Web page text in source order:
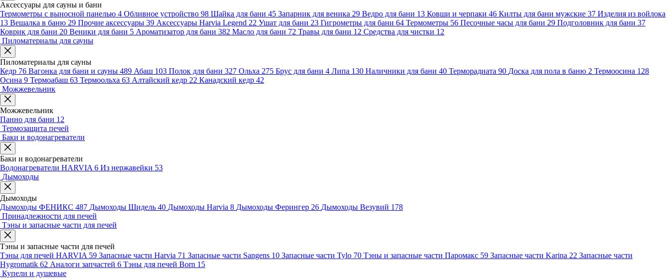
Аксессуары для сауны и бани
Термометры с выносной панелью 4 Обливное устройство 98 Шайка для бани 45 Запарник для веника 29 Ведро для бани 13 Ковши и черпаки 46 Килты для бани мужские 37 Изделия из войлока
13 Вешалка в баню 29 Прочие аксессуары 39 Аксессуары Harvia Legend 22 Ушат для бани 23 Гигрометры для бани 64 Термометры 56 Песочные часы для бани 29 Подголовник для бани 37
Коврик для бани 20 Веники для бани 5 Ароматизатор для бани 382 Масло для бани 72 Травы для бани 12 Средства для чистки 12
Пиломатериалы для сауны
Пиломатериалы для сауны
Кедр 76 Вагонка для бани и сауны 489 Абаш 103 Полок для бани 327 Ольха 275 Брус для бани 4 Липа 130 Наличники для бани 40 Терморадиата 90 Доска для пола в баню 2 Термоосина 128
Осина 9 Термоабаш 63 Термоольха 63 Алтайский кедр 22 Канадский кедр 42
Можжевельник
Можжевельник
Панно для бани 12
Термозащита печей
Баки и водонагреватели
Баки и водонагреватели
Водонагреватели HARVIA 6 Из нержавейки 53
Дымоходы
Дымоходы
Дымоходы ФЕНИКС 487 Дымоходы Шидель 40 Дымоходы Harvia 8 Дымоходы Ферингер 26 Дымоходы Везувий 178
Принадлежности для печей
Тэны и запасные части для печей
Тэны и запасные части для печей
Тэны для печей HARVIA 59 Запасные части Harvia 71 Запасные части Sangens 10 Запасные части Tylo 70 Тэны и запасные части Паромакс 59 Запасные части Karina 22 Запасные части
Hygromatik 62 Аналоги запчастей 6 Тэны для печей Born 15
Купели и душевые